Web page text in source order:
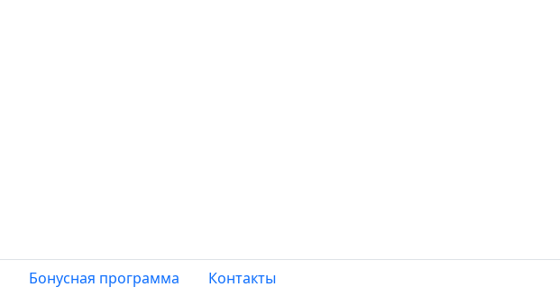
Бонусная программа
Контакты